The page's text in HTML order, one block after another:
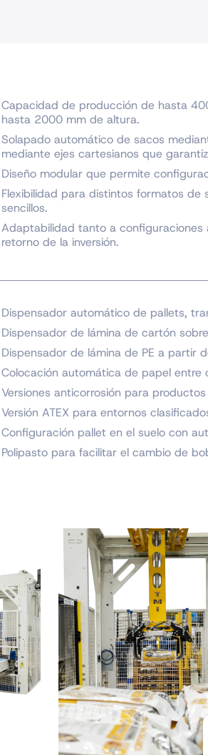
Capacidad de producción de hasta
hasta 2000 mm de altura.
Solapado automático de sacos
mediante ejes cartesianos que
Diseño modular que permite
Flexibilidad para distintos formatos
sencillos.
Adaptabilidad tanto a
retorno de la inversión.
Dispensador automático de pallets,
Dispensador de lámina de cartón
Dispensador de lámina de PE a partir
Colocación automática de papel entre
Versiones anticorrosión para
Versión ATEX para entornos
Configuración pallet en el suelo con
Polipasto para facilitar el cambio de